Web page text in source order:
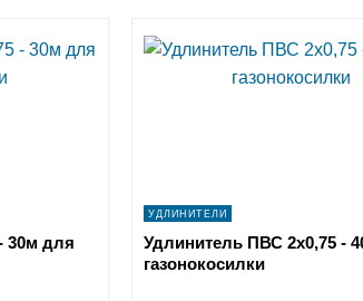
30м для
УДЛИНИТЕЛИ
Удлинитель ПВС 2х0,75 -
газонокосилки